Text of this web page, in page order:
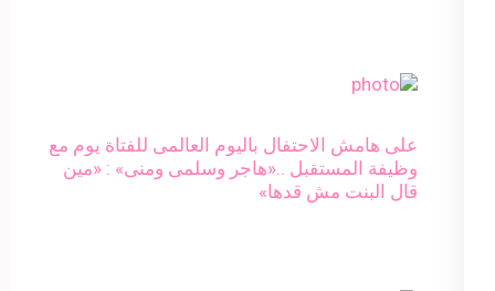
على هامش الاحتفال باليوم العالمى للفتاة يوم مع
وظيفة المستقبل ..«هاجر وسلمى ومنى» : «مين
قال البنت مش قدها»